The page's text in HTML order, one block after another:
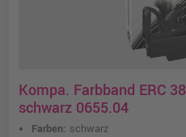
Kompa. Farbband ERC
schwarz 0655.04
Farben: schwarz